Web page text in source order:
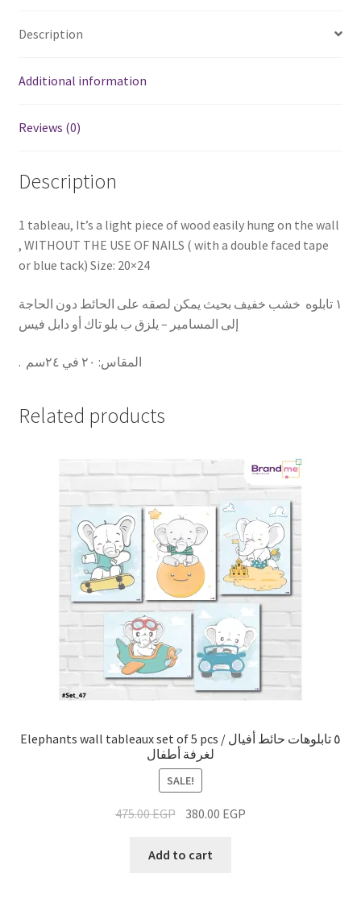
quantity
Description
Additional information
Reviews (0)
Description
1 tableau, It’s a light piece of wood easily hung on the wall
, WITHOUT THE USE OF NAILS ( with a double faced tape
or blue tack) Size: 20×24
١ تابلوه خشب خفيف بحيث يمكن لصقه على الحائط دون الحاجة
إلى المسامير – يلزق ب بلو تاك أو دابل فيس
. المقاس: ٢٠ في ٢٤سم
Related products
Elephants wall tableaux set of 5 pcs / ٥ تابلوهات حائط أفيال
لغرفة أطفال
SALE!
475.00EGP 380.00 EGP
Add to cart